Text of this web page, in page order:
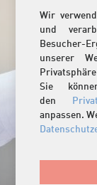
Wir
und
Besucher-
unserer
Sie
den
anpassen.